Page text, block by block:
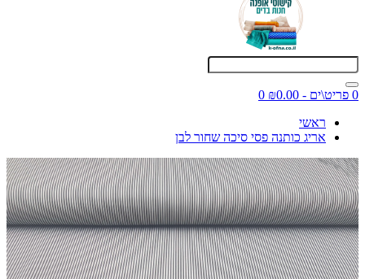
0 פריט\ים - ₪0.00
0
ראשי
אריג כותנה פסי סיכה שחור לבן